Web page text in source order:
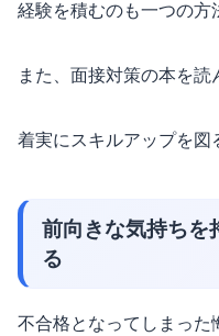
経験を積むのも一つの方
また、面接対策の本を読
着実にスキルアップを図
前向きな気持ちを
る
不合格となってしまった